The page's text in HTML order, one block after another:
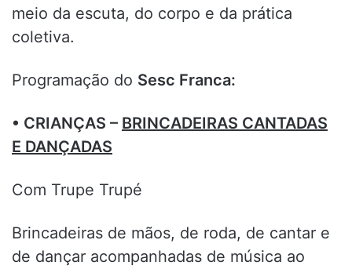
meio da escuta, do corpo e da prática
coletiva.
Programação do Sesc Franca:
• CRIANÇAS – BRINCADEIRAS CANTADAS
E DANÇADAS
Com Trupe Trupé
Brincadeiras de mãos, de roda, de cantar e
de dançar acompanhadas de música ao